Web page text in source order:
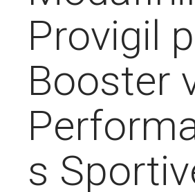
Provigil
Booster
s